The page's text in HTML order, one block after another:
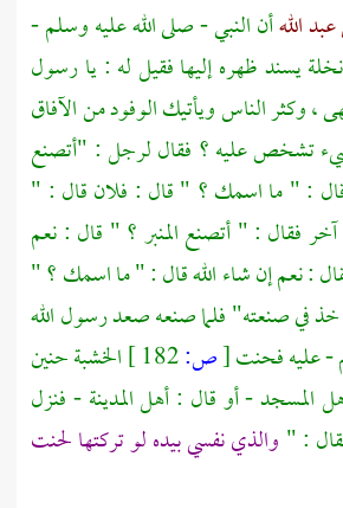
اللهأن النبي - صلى الله عليه وسلم -
يسند ظهره إليها فقيل له : يا رسول
، وكثر الناس ويأتيك الوفود من الآفاق
تشخص عليه ؟ فقال لرجل : "أتصنع
قال : " ما اسمك ؟ " قال : فلان قال : "
فقال : " أتصنع المنبر ؟ " قال : نعم
: نعم إن شاء الله قال : " ما اسمك ؟ "
في صنعته" فلما صنعه صعد رسول الله
- عليه فحنت[ص:
الخشبة حنين
المسجد - أو قال : أهلالمدينة- فنزل
: " والذي نفسي بيده لو تركتها لحنت